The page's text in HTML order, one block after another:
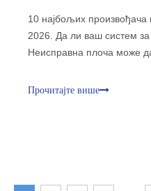
10 најбољих
2026. Да ли ваш систем
Неисправна плоча може
система и енергетску
Прочитајте више